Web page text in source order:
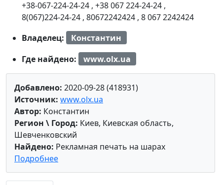
+38-067-224-24-24 , +38 067 224-24-24 ,
8(067)224-24-24 , 80672242424 , 8 067 2242424
Владелец:
Константин
Где найдено:
www.olx.ua
Добавлено: 2020-09-28 (418931)
Источник: www.olx.ua
Автор: Константин
Регион \ Город: Киев, Киевская область,
Шевченковский
Найдено: Рекламная печать на шарах
Подробнее